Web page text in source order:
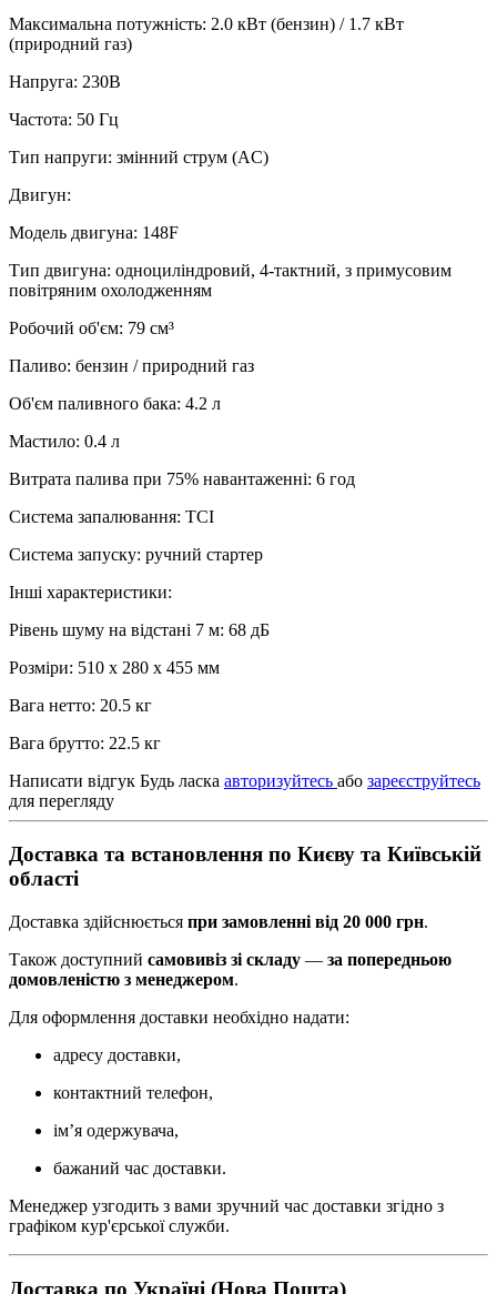
Максимальна потужність: 2.0 кВт (бензин) / 1.7 кВт
(природний газ)
Напруга: 230В
Частота: 50 Гц
Тип напруги: змінний струм (AC)
Двигун:
Модель двигуна: 148F
Тип двигуна: одноциліндровий, 4-тактний, з примусовим
повітряним охолодженням
Робочий об'єм: 79 см³
Паливо: бензин / природний газ
Об'єм паливного бака: 4.2 л
Мастило: 0.4 л
Витрата палива при 75% навантаженні: 6 год
Система запалювання: TCI
Система запуску: ручний стартер
Інші характеристики:
Рівень шуму на відстані 7 м: 68 дБ
Розміри: 510 х 280 х 455 мм
Вага нетто: 20.5 кг
Вага брутто: 22.5 кг
Написати відгук Будь ласка авторизуйтесь або зареєструйтесь
для перегляду
Доставка та встановлення по Києву та Київській
області
Доставка здійснюється при замовленні від 20 000 грн.
Також доступний самовивіз зі складу — за попередньою
домовленістю з менеджером.
Для оформлення доставки необхідно надати:
адресу доставки,
контактний телефон,
ім’я одержувача,
бажаний час доставки.
Менеджер узгодить з вами зручний час доставки згідно з
графіком кур'єрської служби.
Доставка по Україні (Нова Пошта)